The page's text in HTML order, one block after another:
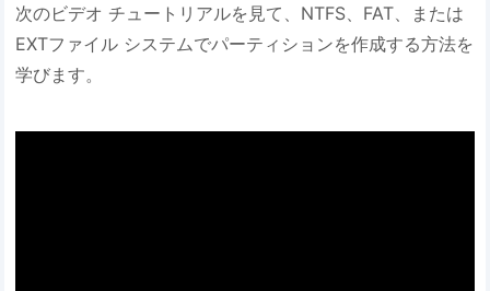
次のビデオ チュートリアルを見て、NTFS、FAT、または
EXTファイル システムでパーティションを作成する方法を
学びます。